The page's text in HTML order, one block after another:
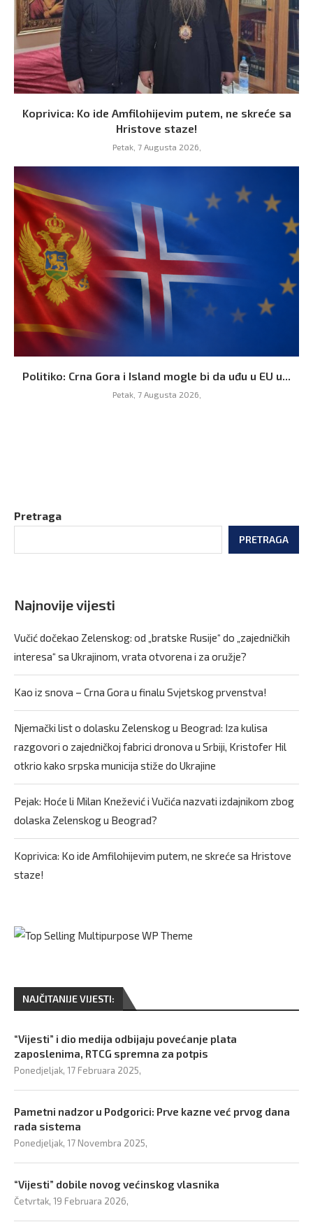
Koprivica: Ko ide Amfilohijevim putem, ne skreće sa
Hristove staze!
Petak, 7 Augusta 2026,
Politiko: Crna Gora i Island mogle bi da uđu u EU u...
Petak, 7 Augusta 2026,
Pretraga
PRETRAGA
Najnovije vijesti
Vučić dočekao Zelenskog: od „bratske Rusije“ do „zajedničkih
interesa“ sa Ukrajinom, vrata otvorena i za oružje?
Kao iz snova – Crna Gora u finalu Svjetskog prvenstva!
Njemački list o dolasku Zelenskog u Beograd: Iza kulisa
razgovori o zajedničkoj fabrici dronova u Srbiji, Kristofer Hil
otkrio kako srpska municija stiže do Ukrajine
Pejak: Hoće li Milan Knežević i Vučića nazvati izdajnikom zbog
dolaska Zelenskog u Beograd?
Koprivica: Ko ide Amfilohijevim putem, ne skreće sa Hristove
staze!
NAJČITANIJE VIJESTI:
“Vijesti” i dio medija odbijaju povećanje plata
zaposlenima, RTCG spremna za potpis
Ponedjeljak, 17 Februara 2025,
Pametni nadzor u Podgorici: Prve kazne već prvog dana
rada sistema
Ponedjeljak, 17 Novembra 2025,
“Vijesti” dobile novog većinskog vlasnika
Četvrtak, 19 Februara 2026,